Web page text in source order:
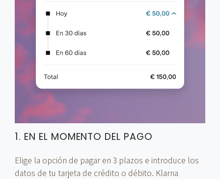
1. EN EL MOMENTO DEL PAGO
Elige la opción de pagar en 3 plazos e introduce los
datos de tu tarjeta de crédito o débito. Klarna